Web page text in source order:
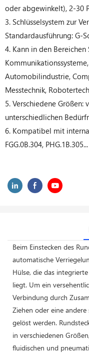
oder abgewinkelt), 2-30
3. Schlüsselsystem zur
Standardausführung: G-
4. Kann in den
Automobilindustrie,
Messtechnik,
5. Verschiedene Größen:
unterschiedlichen
6. Kompatibel mit
FGG.0B.304, PHG.1B.305...
Beim Einstecken des
automatische
Hülse, die das
liegt. Um ein
Verbindung durch
Ziehen oder eine
gelöst werden.
in verschiedenen
fluidischen und